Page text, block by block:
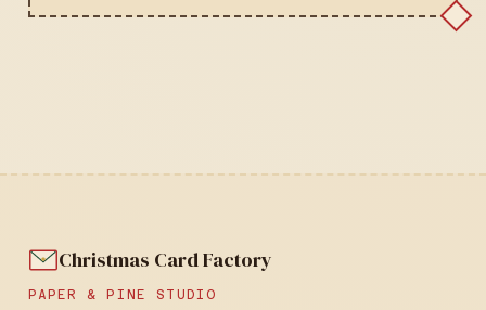
Christmas Card Factory
PAPER & PINE STUDIO